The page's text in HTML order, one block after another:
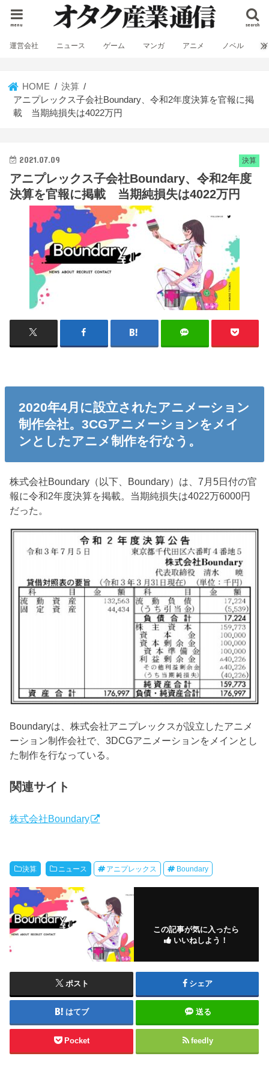
search
menu
運営会社 ニュース ゲーム マンガ アニメ ノベル
HOME
決算
アニプレックス子会社Boundary、令和2年度決算を官報に掲
載 当期純損失は4022万円
決算
2021.07.09
アニプレックス子会社Boundary、令和2年度
決算を官報に掲載 当期純損失は4022万円
2020年4月に設立されたアニメーション
制作会社。3CGアニメーションをメイ
ンとしたアニメ制作を行なう。
株式会社Boundary（以下、Boundary）は、7月5日付の官
報に令和2年度決算を掲載。当期純損失は4022万6000円
だった。
Boundaryは、株式会社アニプレックスが設立したアニメ
ーション制作会社で、3DCGアニメーションをメインとし
た制作を行なっている。
関連サイト
株式会社Boundary
決算 ニュース アニプレックス Boundary
この記事が気に入ったら
いいねしよう！
ポスト シェア
はてブ 送る
Pocket feedly